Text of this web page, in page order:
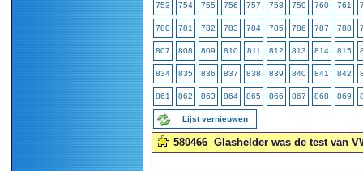
753 754 755 756 757 758 759 760 761
780 781 782 783 784 785 786 787 788
807 808 809 810 811 812 813 814 815
834 835 836 837 838 839 840 841 842
861 862 863 864 865 866 867 868 869
Lijst vernieuwen
580466 Glashelder was de test van